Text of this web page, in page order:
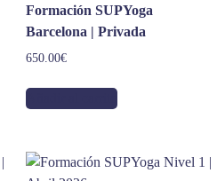
Formación SUPYoga
Barcelona | Privada
650.00€